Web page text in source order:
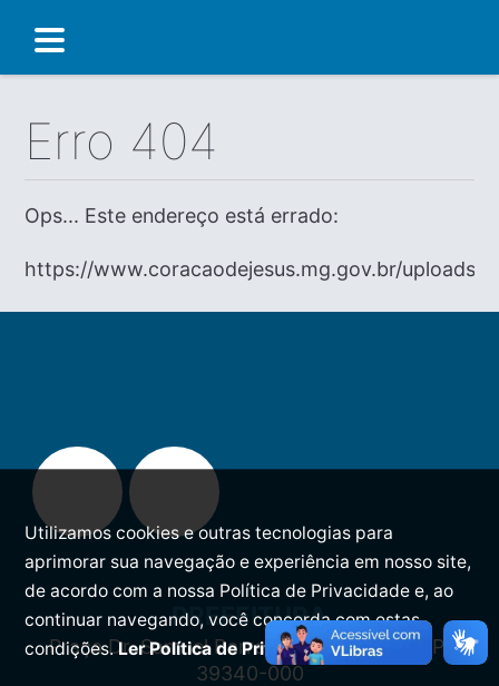
Erro 404
Ops... Este endereço está errado:
https://www.coracaodejesus.mg.gov.br/uploads/
PREFEITURA
Praça Dr. Samuel Barreto, s/n, Centro CEP:
39340-000
Utilizamos cookies e outras tecnologias para
aprimorar sua navegação e experiência em nosso site,
de acordo com a nossa Política de Privacidade e, ao
continuar navegando, você concorda com estas
condições.Ler Política de Privacidade.